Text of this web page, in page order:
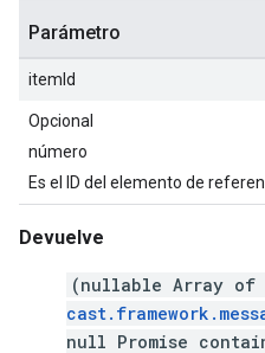
Parámetro
itemId
Opcional
número
Es el ID del elemento de
Devuelve
(nullable Array of
null Promise